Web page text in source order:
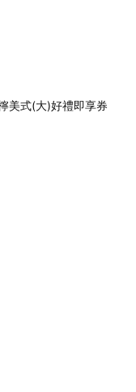
美式(大)好禮即享券